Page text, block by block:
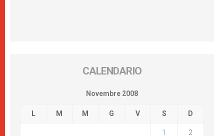
CALENDARIO
Novembre 2008
L M M G V S D
1 2